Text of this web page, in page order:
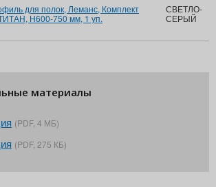
для полок, Леманс, Комплект
H600-750 мм, 1 уп.
СВЕТЛО-
СЕРЫЙ
материалы
(PDF, 4 МБ)
(PDF, 275 КБ)